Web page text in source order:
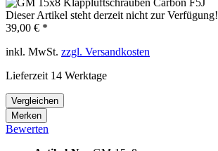
Dieser Artikel steht derzeit nicht zur Verfügung!
39,00 € *
inkl. MwSt. zzgl. Versandkosten
Lieferzeit 14 Werktage
Vergleichen
Merken
Bewerten